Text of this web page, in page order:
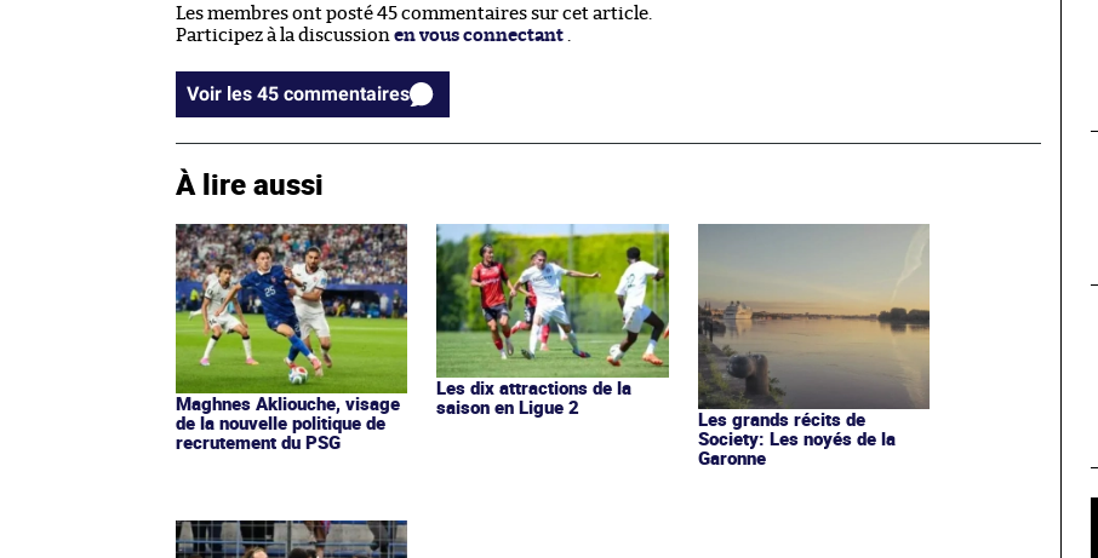
Les membres ont posté 45 commentaires sur cet article.
Participez à la discussion en vous connectant .
Voir les 45 commentaires
À lire aussi
Maghnes Akliouche, visage
de la nouvelle politique de
recrutement du PSG
Les dix attractions de la
saison en Ligue 2
Les grands récits de
Society: Les noyés de la
Garonne